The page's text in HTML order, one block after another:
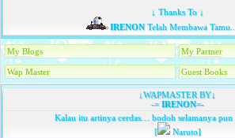
↓ Thanks To ↓
IRENONTelah Membawa Tamu...
My Blogs My Partner
Wap Master Guest Books
↓WAPMASTER BY↓
-=IRENON=-
Kalau itu artinya cerdas… bodoh selamanya pun
[
Naruto]